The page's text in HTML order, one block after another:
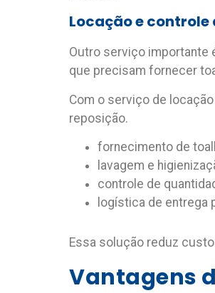
Locação e
Outro serviço importante
que precisam fornecer
Com o serviço de
reposição.
fornecimento de
lavagem e
controle de
logística de entrega
Essa solução reduz
Vantagens